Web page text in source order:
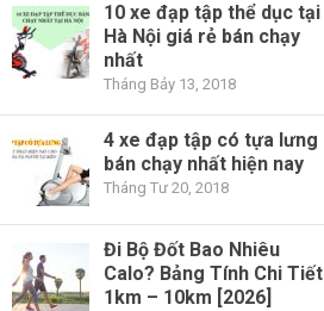
10 xe đạp tập thể dục tại
Hà Nội giá rẻ bán chạy
nhất
Tháng Bảy 13, 2018
4 xe đạp tập có tựa lưng
bán chạy nhất hiện nay
Tháng Tư 20, 2018
Đi Bộ Đốt Bao Nhiêu
Calo? Bảng Tính Chi Tiết
1km – 10km [2026]